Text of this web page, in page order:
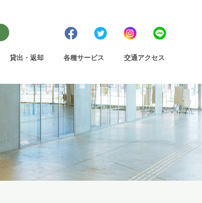
貸出・返却 各種サービス 交通アクセス